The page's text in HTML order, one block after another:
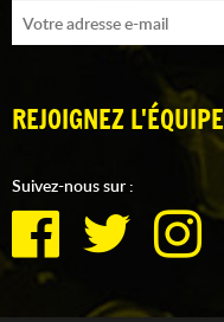
REJOIGNEZ L'ÉQUIPE
Suivez-nous sur :